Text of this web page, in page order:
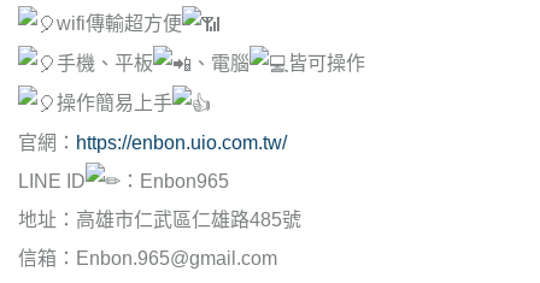
wifi傳輸超方便
手機、平板
、電腦
皆可操作
操作簡易上手
官網： https://enbon.uio.com.tw/
LINE ID
：Enbon965
地址：高雄市仁武區仁雄路485號
信箱：Enbon.965@gmail.com